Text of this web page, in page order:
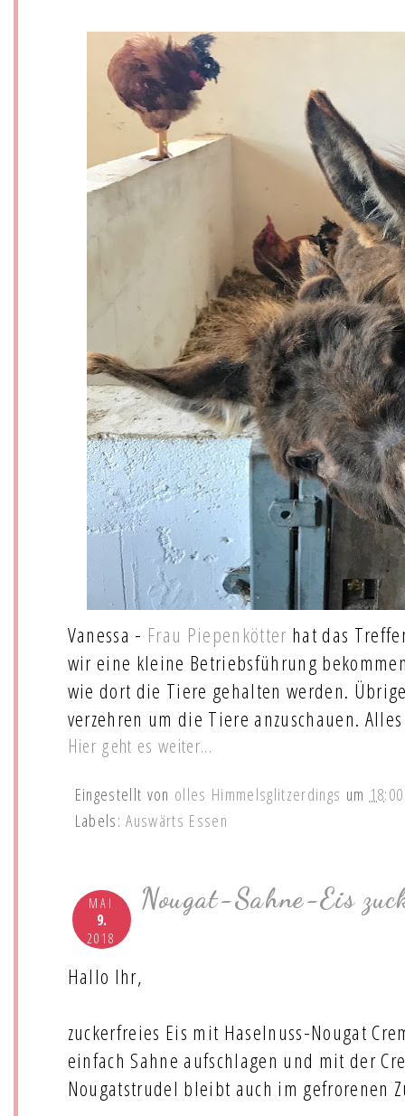
Vanessa - Frau Piepenkötter hat das
wir eine kleine Betriebsführung
wie dort die Tiere gehalten werden.
verzehren um die Tiere anzuschauen.
Hier geht es weiter...
Eingestellt von olles Himmelsglitzerdings um 18:00
Labels:Auswärts Essen
MAI
9.
2018
Nougat-Sahne-Eis
Hallo Ihr,
zuckerfreies Eis mit Haselnuss-Nougat
einfach Sahne aufschlagen und mit der
Nougatstrudel bleibt auch im gefrorenen